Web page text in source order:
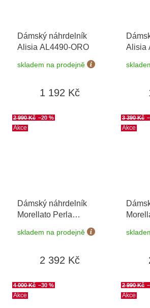
Dámský náhrdelník
Alisia AL4490-ORO
skladem na prodejně
1 192 Kč
Alisia
Akce
2 990 Kč –20 %
Dámský náhrdelník
Morellato Perla
skladem na prodejně
2 392 Kč
Akce
3 390 Kč
Akce
4 000 Kč –30 %
Akce
2 990 Kč